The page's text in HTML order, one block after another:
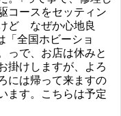
コースをセッティン
ど なぜか心地良
全国ホビーショ
っで、お店は休みと
掛けしますが、よろ
には帰って来ますの
ます。こちらは予定